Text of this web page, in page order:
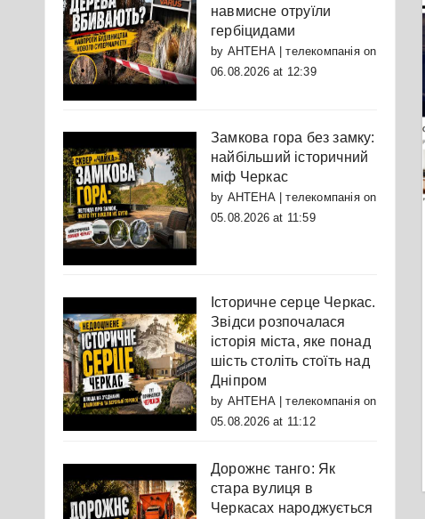
навмисне отруїли
гербіцидами
by АНТЕНА | телекомпаніяon
06.08.2026 at 12:39
Замкова гора без замку:
найбільший історичний
міф Черкас
by АНТЕНА | телекомпаніяon
05.08.2026 at 11:59
Історичне серце Черкас.
Звідси розпочалася
історія міста, яке понад
шість століть стоїть над
Дніпром
by АНТЕНА | телекомпаніяon
05.08.2026 at 11:12
Дорожнє танго: Як
стара вулиця в
Черкасах народжується